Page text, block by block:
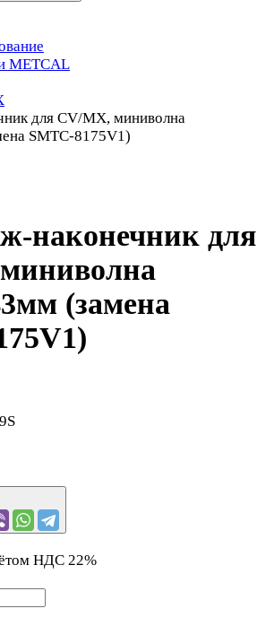
METCAL
для СV/MX, миниволна
SMTC-8175V1)
наконечник для
(замена
НДС 22%